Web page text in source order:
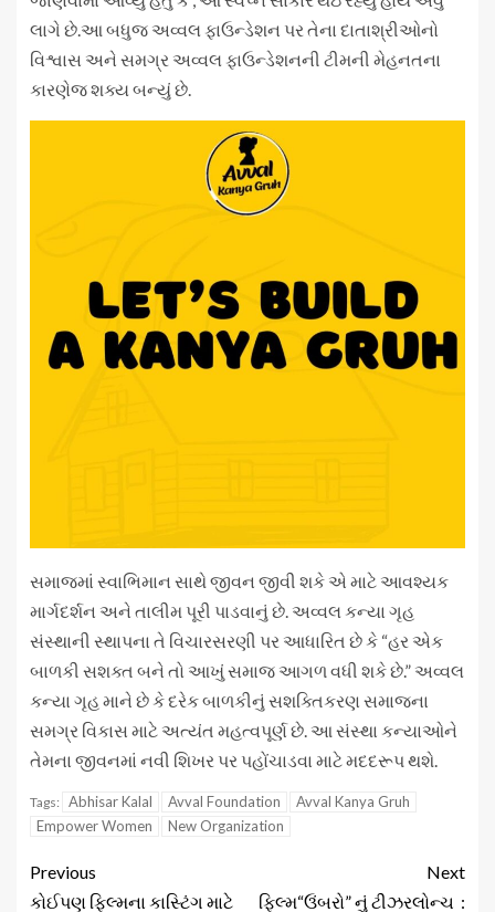
લાગે છે.આ બધુજ અવ્વલ ફાઉન્ડેશન પર તેના દાતાશ્રીઓનો
વિશ્વાસ અને સમગ્ર અવ્વલ ફાઉન્ડેશનની ટીમની મેહનતના
કારણેજ શક્ય બન્યું છે.
સમાજમાં સ્વાભિમાન સાથે જીવન જીવી શકે એ માટે આવશ્યક
માર્ગદર્શન અને તાલીમ પૂરી પાડવાનું છે. અવ્વલ કન્યા ગૃહ
સંસ્થાની સ્થાપના તે વિચારસરણી પર આધારિત છે કે “હર એક
બાળકી સશક્ત બને તો આખું સમાજ આગળ વધી શકે છે.” અવ્વલ
કન્યા ગૃહ માને છે કે દરેક બાળકીનું સશક્તિકરણ સમાજના
સમગ્ર વિકાસ માટે અત્યંત મહત્વપૂર્ણ છે. આ સંસ્થા કન્યાઓને
તેમના જીવનમાં નવી શિખર પર પહોંચાડવા માટે મદદરૂપ થશે.
Tags: Abhisar Kalal Avval Foundation
Avval Kanya Gruh
Empower Women
New Organization
Previous
કોઈપણ ફિલ્મના કાસ્ટિંગ માટે
Next
ફિલ્મ“ઉંબરો” નું ટીઝરલોન્ચ :